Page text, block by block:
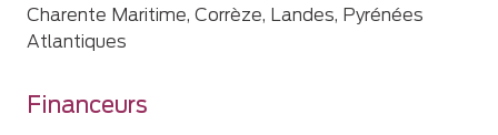
Charente Maritime, Corrèze, Landes, Pyrénées
Atlantiques
Financeurs